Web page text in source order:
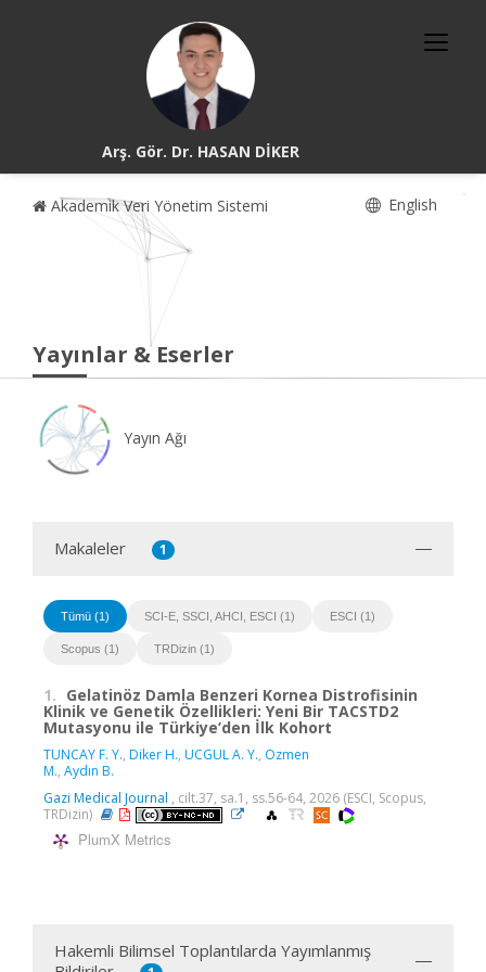
Arş. Gör. Dr. HASAN DİKER
Akademik Veri Yönetim Sistemi English
Yayınlar & Eserler
Yayın Ağı
Makaleler 1
Tümü (1) SCI-E, SSCI, AHCI, ESCI (1) ESCI (1)
Scopus (1) TRDizin (1)
1. Gelatinöz Damla Benzeri Kornea Distrofisinin
Klinik ve Genetik Özellikleri: Yeni Bir TACSTD2
Mutasyonu ile Türkiye’den İlk Kohort
TUNCAY F. Y., Diker H., UCGUL A. Y., Ozmen
M., Aydın B.
Gazi Medical Journal , cilt.37, sa.1, ss.56-64, 2026 (ESCI, Scopus,
TRDizin)
PlumX Metrics
Hakemli Bilimsel Toplantılarda Yayımlanmış